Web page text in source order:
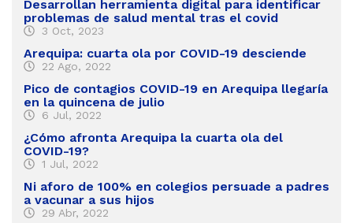
Desarrollan herramienta digital para identificar
problemas de salud mental tras el covid
3 Oct, 2023
Arequipa: cuarta ola por COVID-19 desciende
22 Ago, 2022
Pico de contagios COVID-19 en Arequipa llegaría
en la quincena de julio
6 Jul, 2022
¿Cómo afronta Arequipa la cuarta ola del
COVID-19?
1 Jul, 2022
Ni aforo de 100% en colegios persuade a padres
a vacunar a sus hijos
29 Abr, 2022